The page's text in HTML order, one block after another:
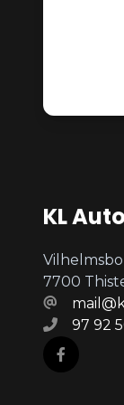
KL
7700
97 92